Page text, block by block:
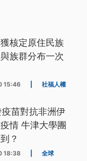
核定原住民族
族群分布一次
15:46 社福人權
苗對抗非洲伊
情 牛津大學團
？
18:38 全球